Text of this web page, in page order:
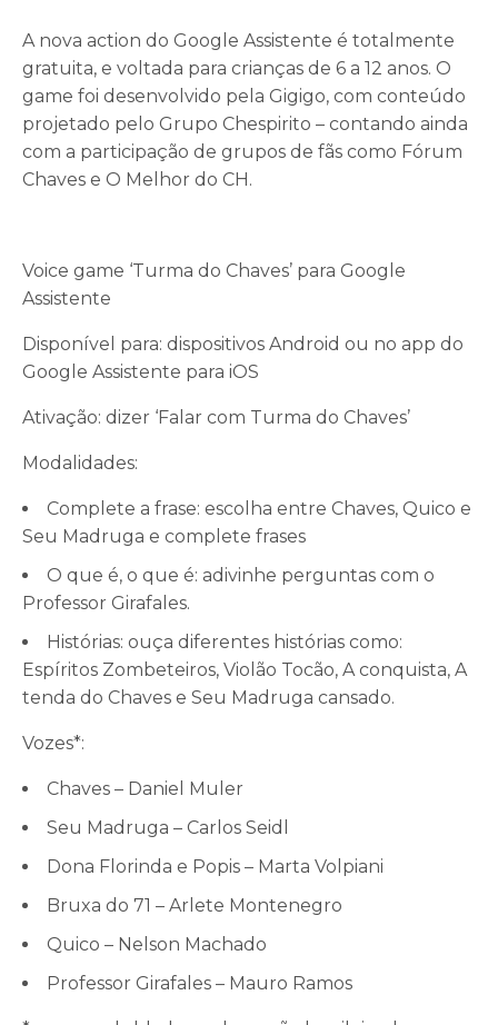
A nova action do Google Assistente é totalmente
gratuita, e voltada para crianças de 6 a 12 anos. O
game foi desenvolvido pela Gigigo, com conteúdo
projetado pelo Grupo Chespirito – contando ainda
com a participação de grupos de fãs como Fórum
Chaves e O Melhor do CH.
Voice game ‘Turma do Chaves’ para Google
Assistente
Disponível para: dispositivos Android ou no app do
Google Assistente para iOS
Ativação: dizer ‘Falar com Turma do Chaves’
Modalidades:
Complete a frase: escolha entre Chaves, Quico e
Seu Madruga e complete frases
O que é, o que é: adivinhe perguntas com o
Professor Girafales.
Histórias: ouça diferentes histórias como:
Espíritos Zombeteiros, Violão Tocão, A conquista, A
tenda do Chaves e Seu Madruga cansado.
Vozes*:
Chaves – Daniel Muler
Seu Madruga – Carlos Seidl
Dona Florinda e Popis – Marta Volpiani
Bruxa do 71 – Arlete Montenegro
Quico – Nelson Machado
Professor Girafales – Mauro Ramos